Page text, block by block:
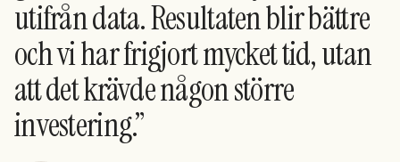
utifrån data. Resultaten blir bättre
och vi har frigjort mycket tid, utan
att det krävde någon större
investering.”